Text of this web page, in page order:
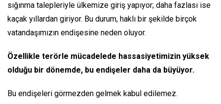
sığınma talepleriyle ülkemize giriş yapıyor; daha fazlası ise
kaçak yıllardan giriyor. Bu durum, haklı bir şekilde birçok
vatandaşımızın endişesine neden oluyor.
Özellikle terörle mücadelede hassasiyetimizin yüksek
olduğu bir dönemde, bu endişeler daha da büyüyor.
Bu endişeleri görmezden gelmek kabul edilemez.